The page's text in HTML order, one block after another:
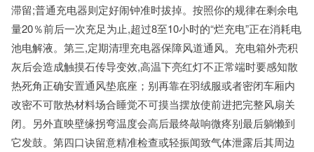
滞留;普通充电器则定好闹钟准时拔掉。按照你的规律在剩余电
量20％前后一次充足为止,超过8至10小时的“烂充电”正在消耗电
池电解液。第三,定期清理充电器保障风道通风。充电箱外壳积
灰后会造成触摸石传导变效,高温下亮红灯不正常端时要感知散
热死角正确安置通风垫底座；别再靠在羽绒服或者密闭车厢内
改密不可散热材料场合睡觉不可摸当摆放使前进把完整风扇关
闭。另外直映壁缘拐弯温度会高后最终敲响微疼别最后躺懒到
它发鼓。第四口诀留意精准检查或轻振闻致气体泄露后其周边